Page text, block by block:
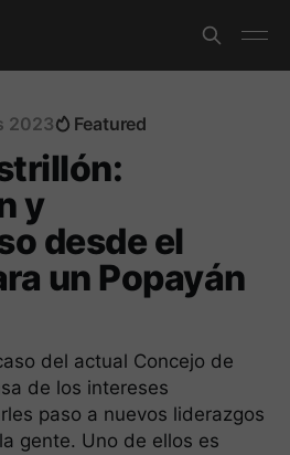
2023 Featured
y
desde el
un Popayán
del actual Concejo de
de los intereses
paso a nuevos liderazgos
gente. Uno de ellos es